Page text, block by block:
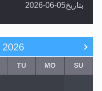
بتاريخ05-06-2026
2026
SU
MO
TU